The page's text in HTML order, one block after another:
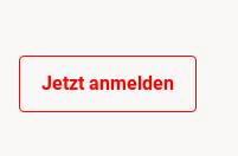
Jetzt anmelden